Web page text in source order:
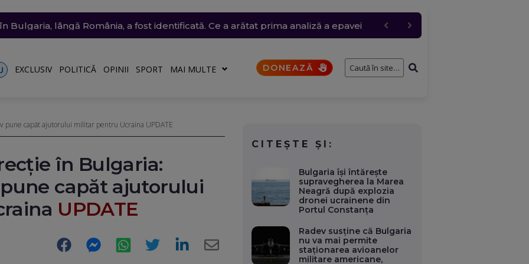
Bulgaria, lângă România, a fost identificată. Ce a arătat prima analiză a epavei
a aflat că drona cu explozibil din Leipzig are legătură cu Rusia
SUA, să oprească atacurile care au tăiat exporturile de țiței din Kazahstan
vijelii. Trei Coduri galbene, temperaturi de 37 de grade și rafale de peste 80
și drone asupra Kievului. Trei oameni, inclusiv un copil de patru ani, au
EXCLUSIV POLITICĂ OPINII SPORT MAI MULTE DONEAZĂ
pune capăt ajutorului militar pentru Ucraina UPDATE
în Bulgaria:
capăt ajutorului
UPDATE
Facebook Messenger WhatsApp Twitter LinkedIn
CITEȘTE ȘI:
Bulgaria își întărește
supravegherea la Marea
Neagră după explozia
dronei ucrainene din
Portul Constanța
Radev susține că Bulgaria
nu va mai permite
staționarea avioanelor
militare americane,